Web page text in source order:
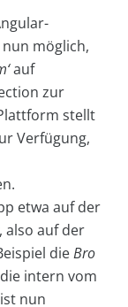
möglich,
auf
zur
stellt
Verfügung,
etwa auf der
, also auf der
dieBro
intern vom
nun